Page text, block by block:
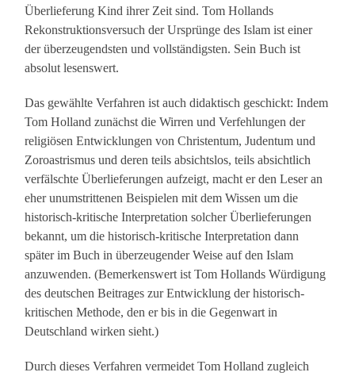
Überlieferung Kind ihrer Zeit sind. Tom Hollands
Rekonstruktionsversuch der Ursprünge des Islam ist einer
der überzeugendsten und vollständigsten. Sein Buch ist
absolut lesenswert.
Das gewählte Verfahren ist auch didaktisch geschickt: Indem
Tom Holland zunächst die Wirren und Verfehlungen der
religiösen Entwicklungen von Christentum, Judentum und
Zoroastrismus und deren teils absichtslos, teils absichtlich
verfälschte Überlieferungen aufzeigt, macht er den Leser an
eher unumstrittenen Beispielen mit dem Wissen um die
historisch-kritische Interpretation solcher Überlieferungen
bekannt, um die historisch-kritische Interpretation dann
später im Buch in überzeugender Weise auf den Islam
anzuwenden. (Bemerkenswert ist Tom Hollands Würdigung
des deutschen Beitrages zur Entwicklung der historisch-
kritischen Methode, den er bis in die Gegenwart in
Deutschland wirken sieht.)
Durch dieses Verfahren vermeidet Tom Holland zugleich